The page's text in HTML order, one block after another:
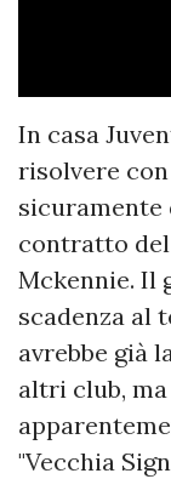
In casa
risolvere
sicuramente
contratto
Mckennie. Il
scadenza al
avrebbe già
altri club,
"Vecchia